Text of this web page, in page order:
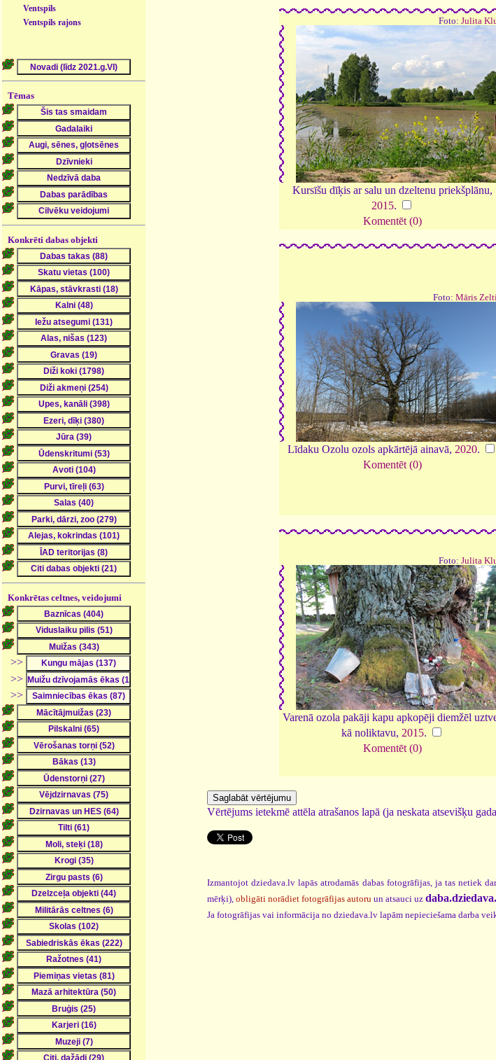
Ventspils
Ventspils rajons
Tēmas
Konkrēti dabas objekti
Konkrētas celtnes, veidojumi
>>
>>
>>
Foto: Julita
Kursīšu dīķis ar salu un dzeltenu priekšplānu,
2015.
Komentēt (0)
Foto: Māris
Līdaku Ozolu ozols apkārtējā ainavā, 2020.
Komentēt (0)
Foto: Julita
Varenā ozola pakāji kapu apkopēji diemžēl
kā noliktavu, 2015.
Komentēt (0)
Vērtējums ietekmē attēla atrašanos lapā (ja neskata atsevišķu
Izmantojot dziedava.lv lapās atrodamās dabas fotogrāfijas, ja tas netiek
mērķi), obligāti norādiet fotogrāfijas autoru un atsauci uz
Ja fotogrāfijas vai informācija no dziedava.lv lapām nepieciešama darba